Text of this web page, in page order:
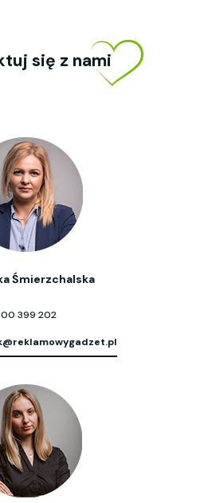
się z nami
Śmierzchalska
399 202